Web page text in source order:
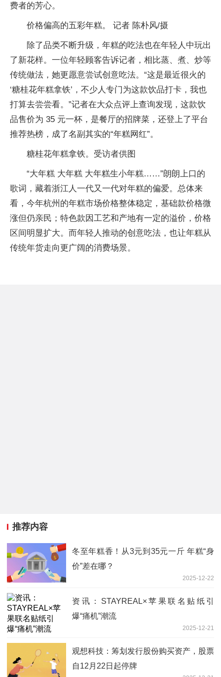
费者的芳心。
价格偏高的五彩年糕。 记者 陈朴风/摄
除了品类不断升级，年糕的吃法也在年轻人中玩出
了新花样。一位年轻顾客告诉记者，相比蒸、煮、炒等
传统做法，她更愿意尝试创意吃法。“这是最近很火的
‘糖桂花年糕拿铁’，不少人专门为这款饮品打卡，我也
打算去尝尝看。”记者在大众点评上查询发现，这款饮
品售价为 35 元一杯，是餐厅的招牌菜，还登上了平台
推荐热榜，成了名副其实的“年糕网红”。
糖桂花年糕拿铁。受访者供图
“大年糕 大年糕 大年糕生小年糕……”朗朗上口的
歌词，藏着浙江人一代又一代对年糕的偏爱。总体来
看，今年杭州的年糕市场价格整体稳定，基础款价格微
涨但仍亲民；特色款因工艺和产地有一定的溢价，价格
区间明显扩大。而年轻人推动的创意吃法，也让年糕从
传统年货走向更广阔的消费场景。
推荐内容
冬至年糕香！从3元到35元一斤 年糕“身
价”差在哪？
2025-12-22
资讯：STAYREAL×苹果联名贴纸引
爆“痛机”潮流
2025-12-21
观想科技：筹划发行股份购买资产，股票
自12月22日起停牌